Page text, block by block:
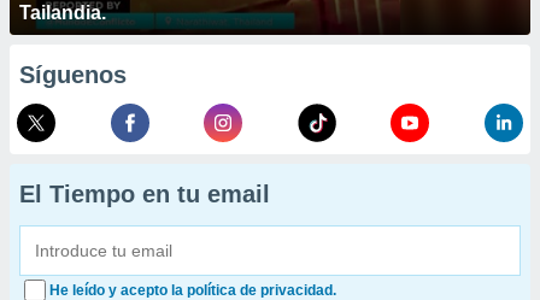
Tailandia.
Síguenos
El Tiempo en tu email
He leído y acepto la política de privacidad.